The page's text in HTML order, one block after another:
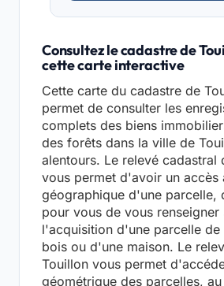
Consultez le cadastre de
cette carte interactive
Cette carte du cadastre de
permet de consulter les
complets des biens
des forêts dans la ville de
alentours. Le relevé cadastral
vous permet d'avoir un accès
géographique d'une parcelle,
pour vous de vous renseigner
l'acquisition d'une parcelle de
bois ou d'une maison. Le
Touillon vous permet
géométrique des parcelles,